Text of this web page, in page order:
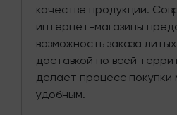
качестве продукции.
интернет-магазины
возможность заказа
доставкой по всей
делает процесс покупки
удобным.